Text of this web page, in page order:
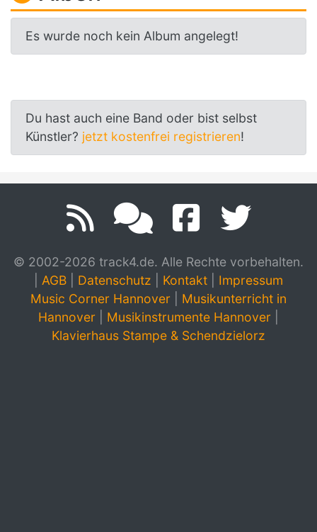
Es wurde noch kein Album angelegt!
Du hast auch eine Band oder bist selbst
Künstler? jetzt kostenfrei registrieren!
© 2002-2026 track4.de. Alle Rechte vorbehalten.
AGB Datenschutz Kontakt
Impressum
Music Corner Hannover
Musikunterricht in
Hannover
Musikinstrumente Hannover
Klavierhaus Stampe & Schendzielorz